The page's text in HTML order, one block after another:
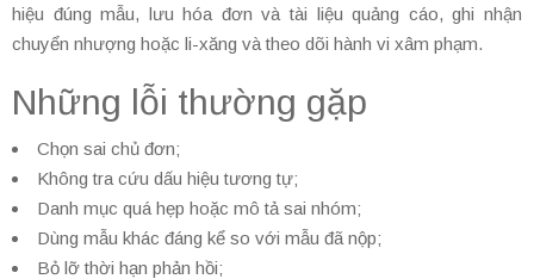
hiệu đúng mẫu, lưu hóa đơn và tài liệu quảng cáo, ghi nhận
chuyển nhượng hoặc li-xăng và theo dõi hành vi xâm phạm.
Những lỗi thường gặp
Chọn sai chủ đơn;
Không tra cứu dấu hiệu tương tự;
Danh mục quá hẹp hoặc mô tả sai nhóm;
Dùng mẫu khác đáng kể so với mẫu đã nộp;
Bỏ lỡ thời hạn phản hồi;